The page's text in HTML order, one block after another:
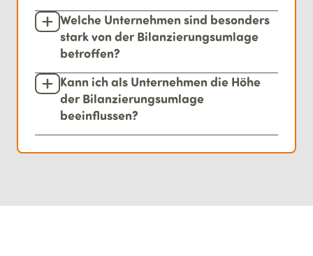
Welche Unternehmen sind besonders
stark von der Bilanzierungsumlage
betroffen?
Kann ich als Unternehmen die Höhe
der Bilanzierungsumlage
beeinflussen?